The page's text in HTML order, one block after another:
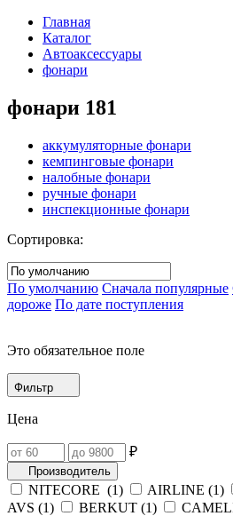
Главная
Каталог
Автоаксессуары
фонари
фонари 181
аккумуляторные фонари
кемпинговые фонари
налобные фонари
ручные фонари
инспекционные фонари
Сортировка:
По умолчанию Сначала популярные
дороже По дате поступления
Это обязательное поле
Фильтр
Цена
₽
Производитель
NITECORE (1) AIRLINE (1)
AVS (1) BERKUT (1)